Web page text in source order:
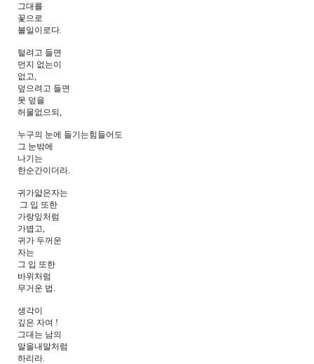
그대를
꽃으로
볼일이로다.
털려고 들면
먼지 없는이
없고,
덮으려고 들면
못 덮을
허물없으되,
누구의 눈에 들기는힘들어도
그 눈밖에
나기는
한순간이더라.
귀가얇은자는
그 입 또한
가랑잎처럼
가볍고,
귀가 두꺼운
자는
그 입 또한
바위처럼
무거운 법.
생각이
깊은 자여 !
그대는 남의
말을내말처럼
하리라.